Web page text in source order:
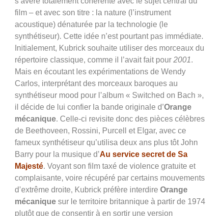
film – et avec son titre : la nature (l’instrument
acoustique) dénaturée par la technologie (le
synthétiseur). Cette idée n’est pourtant pas immédiate.
Initialement, Kubrick souhaite utiliser des morceaux du
répertoire classique, comme il l’avait fait pour 2001.
Mais en écoutant les expérimentations de Wendy
Carlos, interprétant des morceaux baroques au
synthétiseur mood pour l’album « Switched on Bach »,
il décide de lui confier la bande originale d’Orange
mécanique. Celle-ci revisite donc des pièces célèbres
de Beethoveen, Rossini, Purcell et Elgar, avec ce
fameux synthétiseur qu’utilisa deux ans plus tôt John
Barry pour la musique d’Au service secret de Sa
Majesté. Voyant son film taxé de violence gratuite et
complaisante, voire récupéré par certains mouvements
d’extrême droite, Kubrick préfère interdire Orange
mécanique sur le territoire britannique à partir de 1974
plutôt que de consentir à en sortir une version